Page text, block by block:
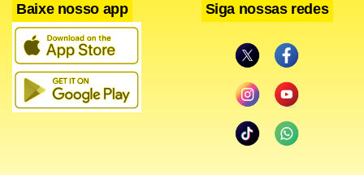
Baixe nosso app Siga nossas redes